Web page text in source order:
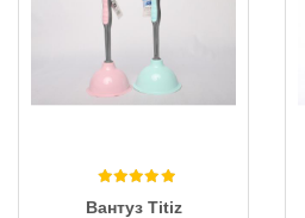
Вантуз Titiz